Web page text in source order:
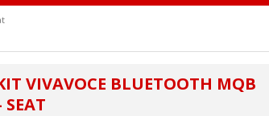
VIVAVOCE BLUETOOTH MQB